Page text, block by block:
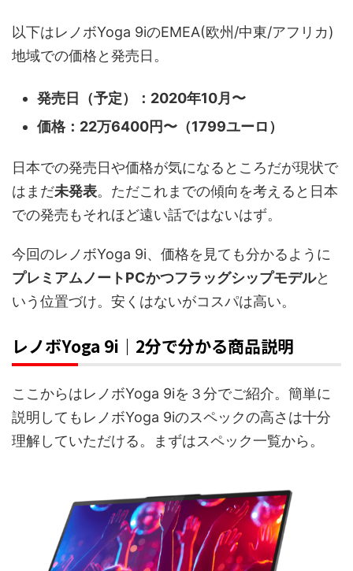
以下はレノボYoga 9iのEMEA(欧州/中東/アフリカ)
地域での価格と発売日。
発売日（予定）：2020年10月〜
価格：22万6400円〜（1799ユーロ）
日本での発売日や価格が気になるところだが現状で
はまだ未発表。ただこれまでの傾向を考えると日本
での発売もそれほど遠い話ではないはず。
今回のレノボYoga 9i、価格を見ても分かるように
プレミアムノートPCかつフラッグシップモデルと
いう位置づけ。安くはないがコスパは高い。
レノボYoga 9i｜2分で分かる商品説明
ここからはレノボYoga 9iを３分でご紹介。簡単に
説明してもレノボYoga 9iのスペックの高さは十分
理解していただける。まずはスペック一覧から。